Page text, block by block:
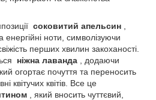
соковитий апельсин
енергійні ноти, символізуючи
перших хвилин закоханості.
ніжна лаванда , додаючи
огортає почуття та переносить
квітучих квітів. Все це
, який вносить чуттєвий,